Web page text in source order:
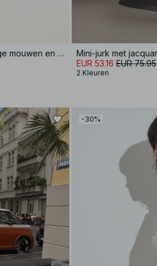
Gedrapeerde midi-jurk met lange mouwen en open rug
EUR 53.16 EUR 75.95
2 Kleuren
-30%